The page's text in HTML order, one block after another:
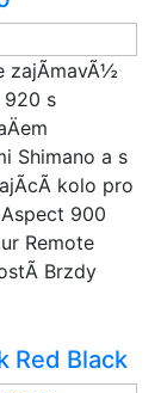
zajÃ­mavÃ½
920 s
Shimano a s
kolo pro
Aspect 900
Remote
Brzdy
Red Black